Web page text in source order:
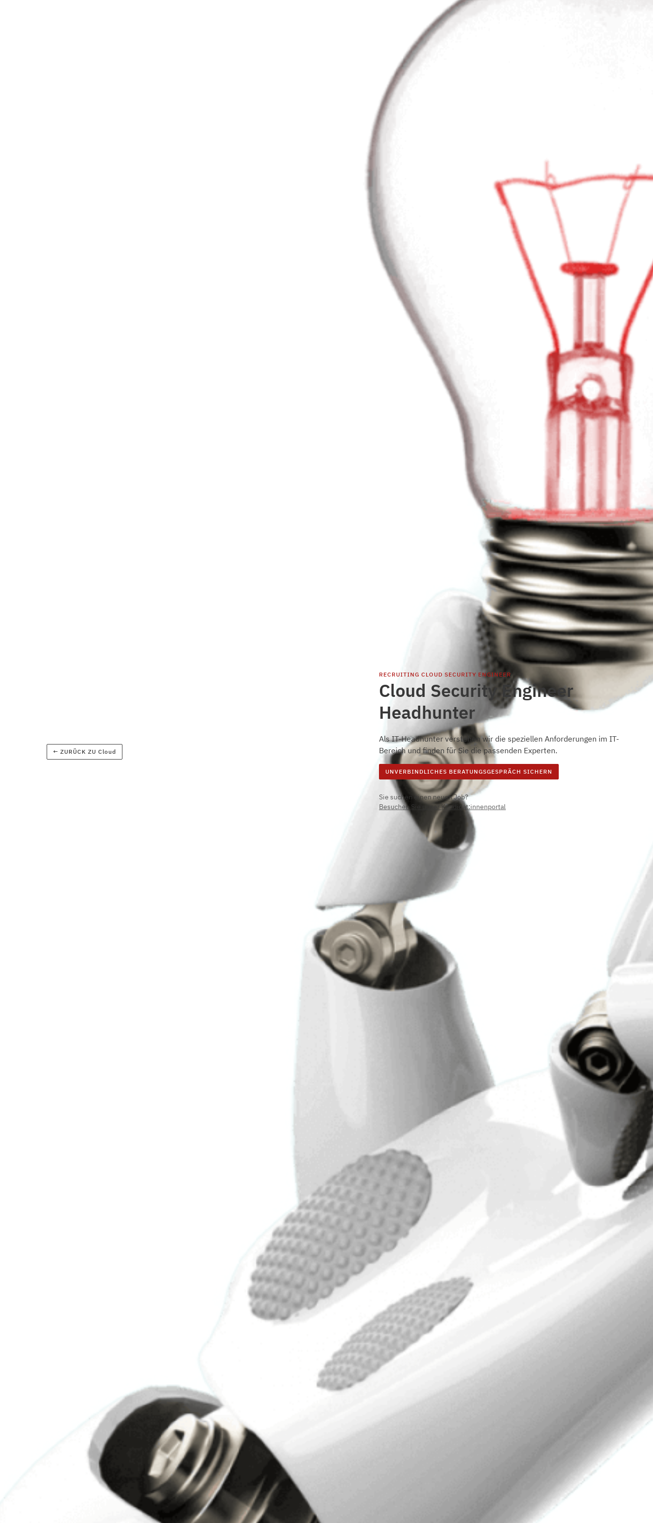
← ZURÜCK ZU Cloud
RECRUITING CLOUD SECURITY ENGINEER
Cloud Security Engineer
Headhunter
Als IT-Headhunter verstehen wir die speziellen Anforderungen im IT-
Bereich und finden für Sie die passenden Experten.
UNVERBINDLICHES BERATUNGSGESPRÄCH SICHERN
Sie suchen einen neuen Job?
Besuchen Sie unser Kandidat:innenportal